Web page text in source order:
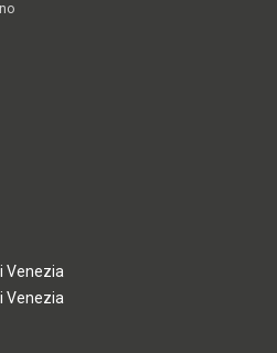
Venezia
Venezia